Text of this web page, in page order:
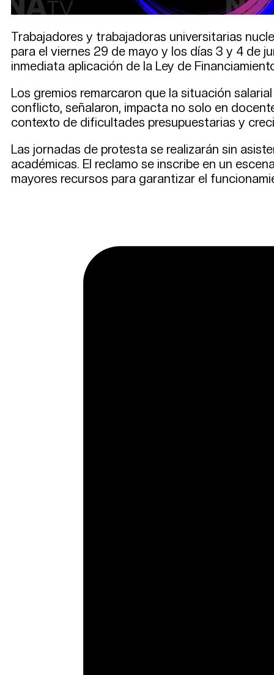
Trabajadores y trabajadoras universitarias
para el viernes 29 de mayo y los días 3 y 4 de
inmediata aplicación de la Ley de
Los gremios remarcaron que la situación
conflicto, señalaron, impacta no solo en
contexto de dificultades presupuestarias y
Las jornadas de protesta se realizarán sin
académicas. El reclamo se inscribe en un
mayores recursos para garantizar el